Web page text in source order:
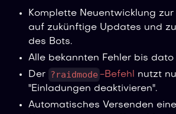
Komplette Neuentwicklung
auf zukünftige Updates und
des Bots.
Alle bekannten Fehler bis dato
Der ?raidmode -Befehl nutzt
"Einladungen deaktivieren".
Automatisches Versenden